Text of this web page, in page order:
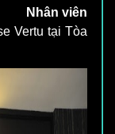
Vertu tại Tòa